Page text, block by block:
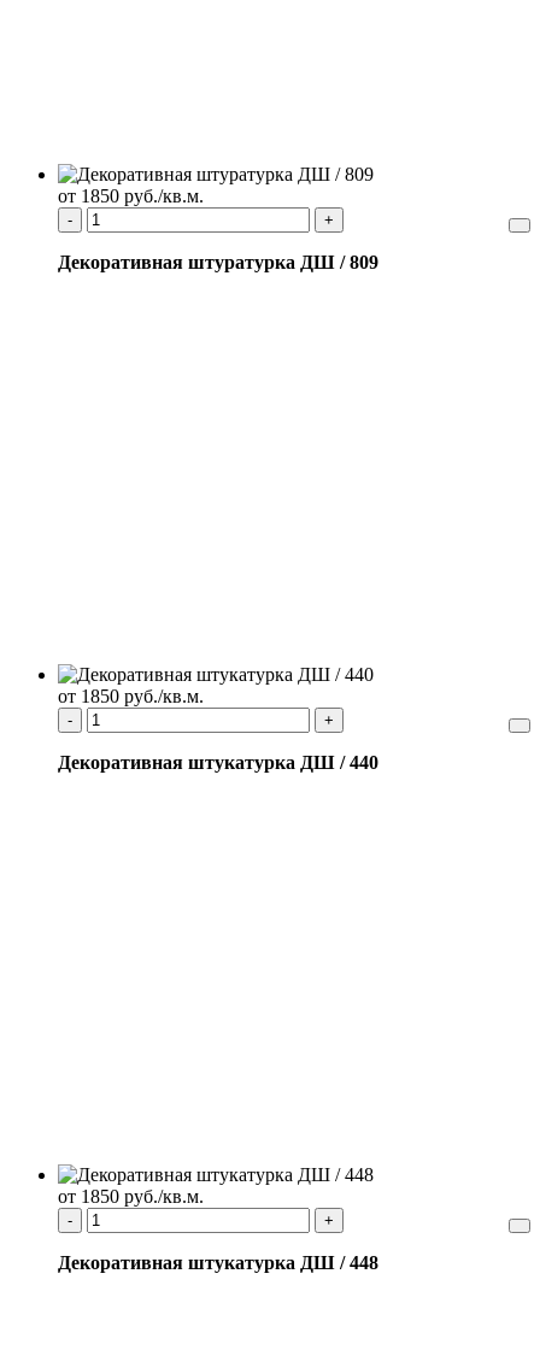
от 1850 руб./кв.м.
- +
Декоративная штуратурка ДШ / 809
от 1850 руб./кв.м.
- +
Декоративная штукатурка ДШ / 440
от 1850 руб./кв.м.
- +
Декоративная штукатурка ДШ / 448